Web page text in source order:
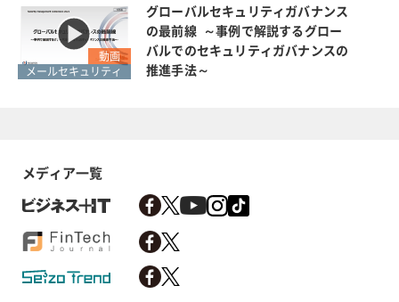
動画
メールセキュリティ
グローバルセキュリティガバナンス
の最前線 ～事例で解説するグロー
バルでのセキュリティガバナンスの
推進手法～
メディア一覧